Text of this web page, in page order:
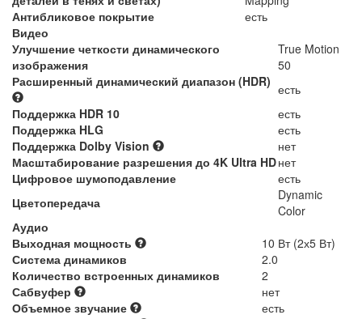
Антибликовое покрытие
есть
Видео
Улучшение четкости динамического
изображения
True Motion
50
Расширенный динамический диапазон (HDR) есть
Поддержка HDR 10
есть
Поддержка HLG
есть
Поддержка Dolby Vision
нет
Масштабирование разрешения до 4K Ultra HDнет
Цифровое шумоподавление
есть
Цветопередача
Dynamic
Color
Аудио
Выходная мощность
10 Вт (2х5 Вт)
Система динамиков
2.0
Количество встроенных динамиков
2
Сабвуфер
нет
Объемное звучание
есть